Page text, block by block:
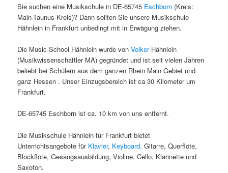
Sie suchen eine Musikschule in DE-65745 Eschborn (Kreis:
Main-Taunus-Kreis)? Dann sollten Sie unsere Musikschule
Hähnlein in Frankfurt unbedingt mit in Erwägung ziehen.
Die Music-School Hähnlein wurde vonVolkerHähnlein
(Musikwissenschaftler MA) gegründet und ist seit vielen Jahren
beliebt bei Schülern aus dem ganzen Rhein Main Gebiet und
ganz Hessen . Unser Einzugsbereich ist ca 30 Kilometer um
Frankfurt.
DE-65745 Eschborn ist ca. 10 km von uns entfernt.
Die Musikschule Hähnlein für Frankfurt bietet
Unterrichtsangebote für Klavier, Keyboard,Gitarre, Querflöte,
Blockflöte, Gesangsausbildung, Violine, Cello, Klarinette und
Saxofon.